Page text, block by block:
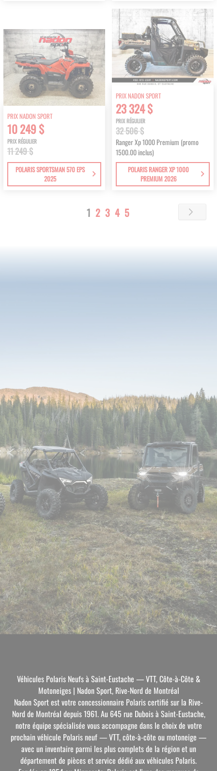
PRIX NADON SPORT
10 249 $
PRIX RÉGULIER
11 249 $
POLARIS SPORTSMAN 570 EPS
2025
PRIX NADON SPORT
23 324 $
PRIX RÉGULIER
32 506 $
Ranger Xp 1000 Premium (promo
1500.00 inclus)
POLARIS RANGER XP 1000
PREMIUM 2026
Page
You're
1 Page
2 Page
3 Page
4 Page
5
Véhicules Polaris Neufs à Saint-Eustache — VTT, Côte-à-Côte &
Motoneiges | Nadon Sport, Rive-Nord de Montréal
Nadon Sport est votre concessionnaire Polaris certifié sur la Rive-
Nord de Montréal depuis 1961. Au 645 rue Dubois à Saint-Eustache,
notre équipe spécialisée vous accompagne dans le choix de votre
prochain véhicule Polaris neuf — VTT, côte-à-côte ou motoneige —
avec un inventaire parmi les plus complets de la région et un
département de pièces et service dédié aux véhicules Polaris.